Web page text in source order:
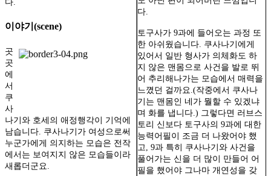
다.
이야기(scene)
곳
곳
에
서
쿠
사
나기와 호세의 애정행각이 기억에
남습니다. 쿠사나기가 여성으로써
누군가에게 의지하는 모습은 전작
에서는 보여지지 않은 모습들이라
새롭더군요.
다.
토구사가 9과에 들어오는 과정 또
한 아쉬웠습니다. 쿠사나기에게
있어서 일반 형사가 의체화도 하
지 않은 맨몸으로 사건을 발로 뛰
어 추리해나가는 모습에서 매력을
느꼈던 걸까요.(작중에서 쿠사나
기는 맨몸인 네가 뭘할 수 있겠냐
며 화를 냅니다.) 그렇다면 러브스
토리 신보다 토구사의 9과에 대한
능력어필이 조금 더 나왔어야 했
고, 9과 특히 쿠사나기와 사건을
풀어가는 신을 더 많이 만들어 어
필을 했어야 그나마 개연성을 갖